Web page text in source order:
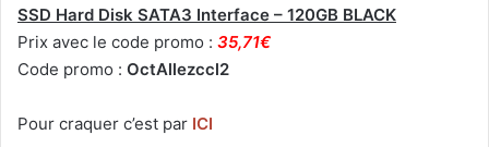
SSD Hard Disk SATA3 Interface – 120GB BLACK
Prix avec le code promo : 35,71€
Code promo : OctAllezccl2
Pour craquer c’est par ICI